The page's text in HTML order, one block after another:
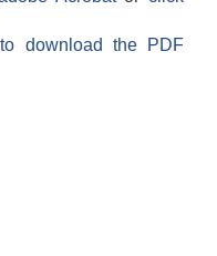
download the PDF